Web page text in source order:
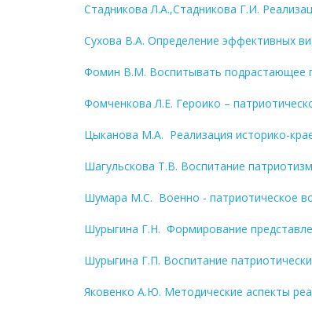
Стадникова Л.А.,Стадникова Г.И.
Сухова В.А. Определение эффективных
Фомин В.М. Воспитывать подрастающее
Фомченкова Л.Е. Героико –
Цыканова М.А. Реализация историко-
Шагульскова Т.В. Воспитание
Шумара М.С. Военно - патриотическое
Шурыгина Г.Н. Формирование
Шурыгина Г.П. Воспитание
Яковенко А.Ю. Методические аспекты